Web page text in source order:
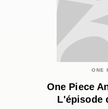
ONE
One Piece
L'épisode